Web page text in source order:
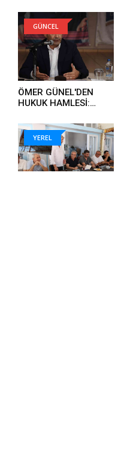
GÜNCEL
ÖMER GÜNEL'DEN
HUKUK HAMLESİ:
ETKİLEMEYE
ÇALIŞANLAR HUKUK
ÖNÜNDE HESAP
VERECEK..
YEREL